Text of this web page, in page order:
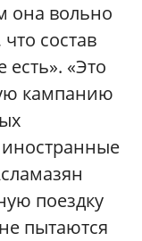
она вольно
состав
есть». «Это
кампанию
поездку
пытаются